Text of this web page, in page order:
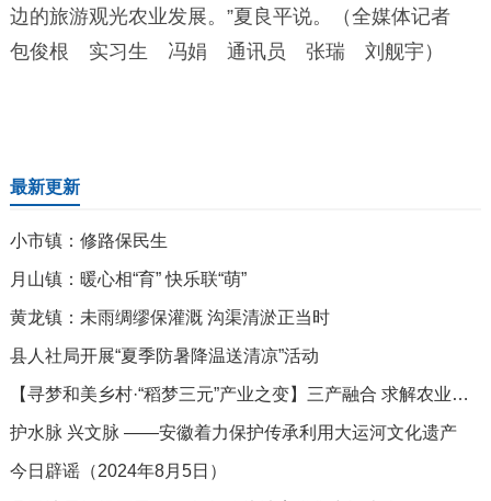
边的旅游观光农业发展。”夏良平说。（全媒体记者
包俊根 实习生 冯娟 通讯员 张瑞 刘舰宇）
最新更新
小市镇：修路保民生
月山镇：暖心相“育” 快乐联“萌”
黄龙镇：未雨绸缪保灌溉 沟渠清淤正当时
县人社局开展“夏季防暑降温送清凉”活动
【寻梦和美乡村·“稻梦三元”产业之变】三产融合 求解农业农村现代化
护水脉 兴文脉 ——安徽着力保护传承利用大运河文化遗产
今日辟谣（2024年8月5日）